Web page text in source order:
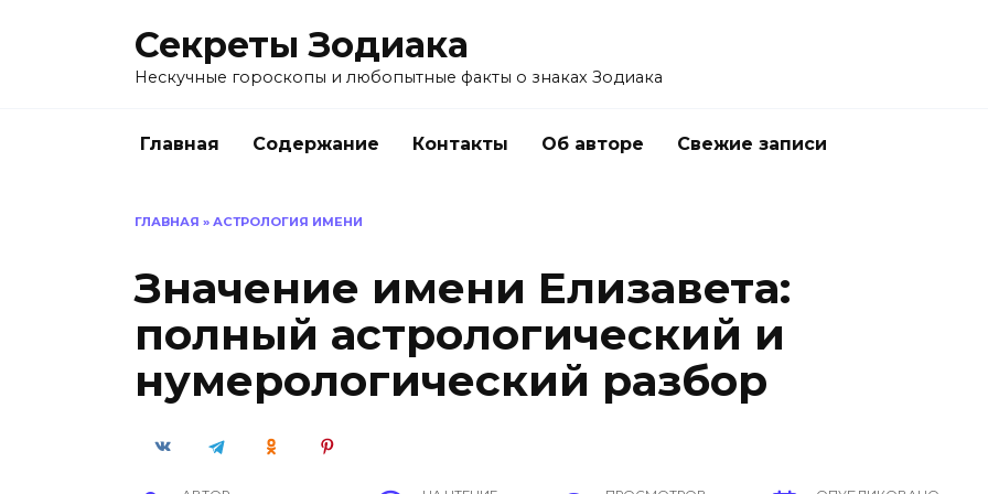
Секреты Зодиака
Нескучные гороскопы и любопытные факты о знаках Зодиака
Главная Содержание Контакты Об авторе Свежие записи
ГЛАВНАЯ » АСТРОЛОГИЯ ИМЕНИ
Значение имени Елизавета:
полный астрологический и
нумерологический разбор